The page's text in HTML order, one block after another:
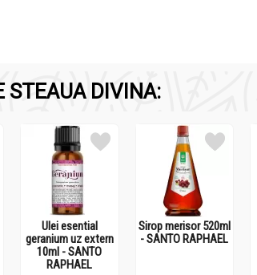
pin uz extern 10ml - SANTO RAPHAEL
distilarea cu vapori de apa a frunzelor de
STEAUA DIVINA:
Ulei esential
geranium uz extern
10ml - SANTO
RAPHAEL
Sirop merisor 520ml
- SANTO RAPHAEL